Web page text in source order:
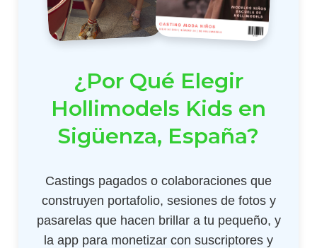
¿Por Qué Elegir
Hollimodels Kids en
Sigüenza, España?
Castings pagados o colaboraciones que
construyen portafolio, sesiones de fotos y
pasarelas que hacen brillar a tu pequeño, y
la app para monetizar con suscriptores y